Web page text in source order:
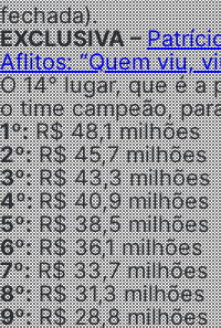
fechada).
EXCLUSIVA –
Aflitos: “Quem viu,
O 14° lugar, que é a
o time campeão,
1º:R$ 48,1 milhões
2º:R$ 45,7 milhões
3º:R$ 43,3 milhões
4º:R$ 40,9 milhões
5º:R$ 38,5 milhões
6º:R$ 36,1 milhões
7º:R$ 33,7 milhões
8º:R$ 31,3 milhões
9º:R$ 28,8 milhões